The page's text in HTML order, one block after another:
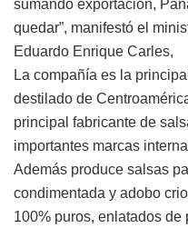
sumando exportación,
quedar”, manifestó el
Eduardo Enrique Carles,
La compañía es la
destilado de
principal fabricante de
importantes marcas
Además produce salsas
condimentada y adobo
100% puros, enlatados